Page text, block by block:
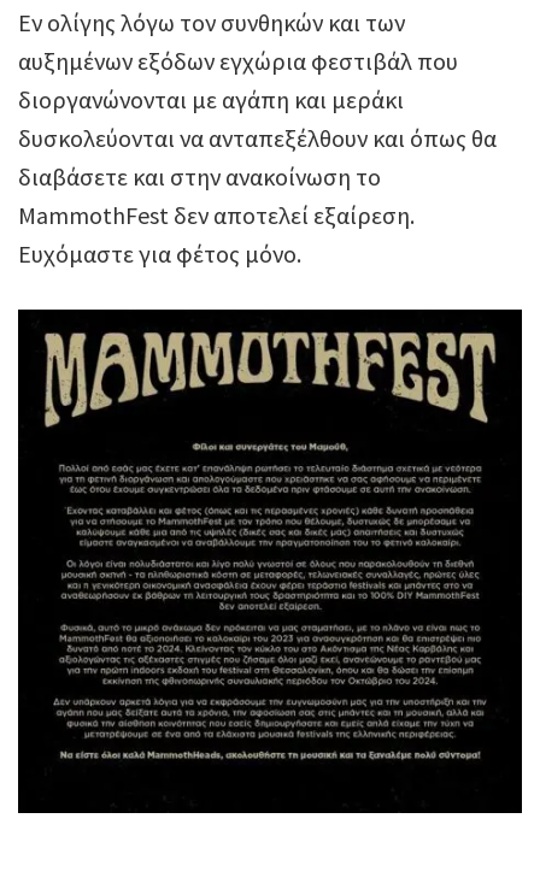
Εν ολίγης λόγω τον συνθηκών και των
αυξημένων εξόδων εγχώρια φεστιβάλ που
διοργανώνονται με αγάπη και μεράκι
δυσκολεύονται να ανταπεξέλθουν και όπως θα
διαβάσετε και στην ανακοίνωση το
MammothFest δεν αποτελεί εξαίρεση.
Ευχόμαστε για φέτος μόνο.